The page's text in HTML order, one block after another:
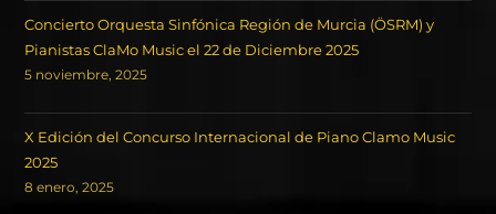
Concierto Orquesta Sinfónica Región de Murcia (ÖSRM) y
Pianistas ClaMo Music el 22 de Diciembre 2025
5 noviembre, 2025
X Edición del Concurso Internacional de Piano Clamo Music
2025
8 enero, 2025